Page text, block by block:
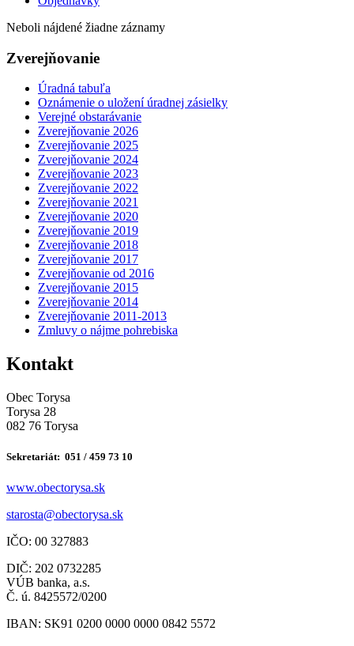
Neboli nájdené žiadne záznamy
Zverejňovanie
Úradná tabuľa
Oznámenie o uložení úradnej zásielky
Verejné obstarávanie
Zverejňovanie 2026
Zverejňovanie 2025
Zverejňovanie 2024
Zverejňovanie 2023
Zverejňovanie 2022
Zverejňovanie 2021
Zverejňovanie 2020
Zverejňovanie 2019
Zverejňovanie 2018
Zverejňovanie 2017
Zverejňovanie od 2016
Zverejňovanie 2015
Zverejňovanie 2014
Zverejňovanie 2011-2013
Zmluvy o nájme pohrebiska
Kontakt
Obec Torysa
Torysa 28
082 76 Torysa
Sekretariát: 051 / 459 73 10
www.obectorysa.sk
starosta@obectorysa.sk
IČO: 00 327883
DIČ: 202 0732285
VÚB banka, a.s.
Č. ú. 8425572/0200
IBAN: SK91 0200 0000 0000 0842 5572